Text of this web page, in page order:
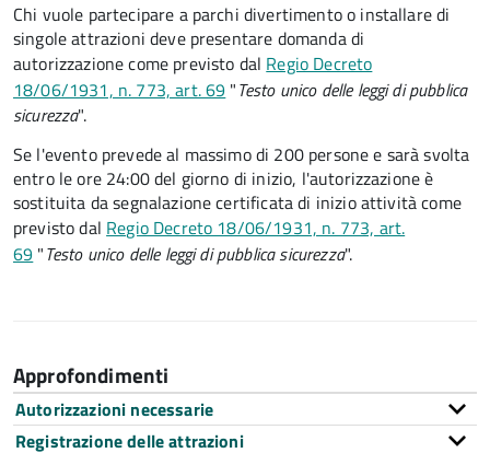
Chi vuole partecipare a parchi divertimento o installare di
singole attrazioni deve presentare domanda di
autorizzazione come previsto dal Regio Decreto
18/06/1931, n. 773, art. 69 "Testo unico delle leggi di pubblica
sicurezza".
Se l'evento prevede al massimo di 200 persone e sarà svolta
entro le ore 24:00 del giorno di inizio, l'autorizzazione è
sostituita da segnalazione certificata di inizio attività come
previsto dal Regio Decreto 18/06/1931, n. 773, art.
69 "Testo unico delle leggi di pubblica sicurezza".
Approfondimenti
Autorizzazioni necessarie
Registrazione delle attrazioni